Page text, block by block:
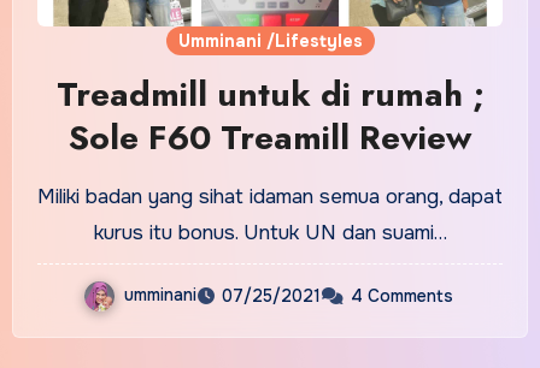
Umminani /Lifestyles
Treadmill untuk di rumah ;
Sole F60 Treamill Review
Miliki badan yang sihat idaman semua orang, dapat
kurus itu bonus. Untuk UN dan suami…
umminani 07/25/2021 4 Comments